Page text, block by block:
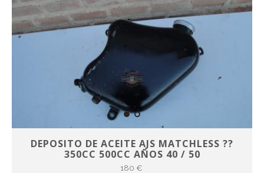
DEPOSITO DE ACEITE AJS MATCHLESS ??
350CC 500CC AÑOS 40 / 50
180 €